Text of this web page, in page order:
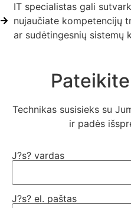
IT specialistas gali
nujaučiate kompetencijų
ar sudėtingesnių sistemų
Technikas susisieks su
ir padės
J?s? vardas
J?s? el. paštas